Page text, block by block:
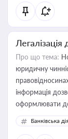
статусу
Легалізація
Про що тема:
юридичну
інформація
оформлювати
забезпечувати
контрагентами
Банківська